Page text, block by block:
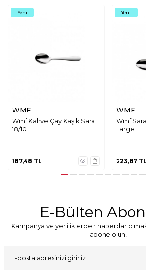
Yeni
WMF
Wmf Kahve Çay Kaşık Sara
18/10
187,48 TL
Yeni
WMF
Wmf
Large
223,87TL
E-Bülten
Kampanya ve yeniliklerden haberdar
abone olun!